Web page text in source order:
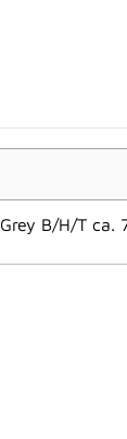
B/H/T ca.